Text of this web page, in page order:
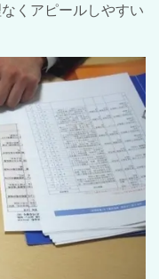
くアピールしやすい